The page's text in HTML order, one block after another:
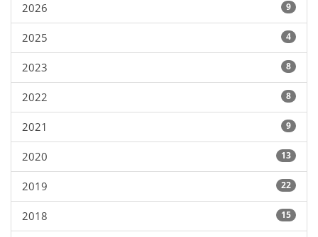
2026 9
2025 4
2023 8
2022 8
2021 9
2020 13
2019 22
2018 15